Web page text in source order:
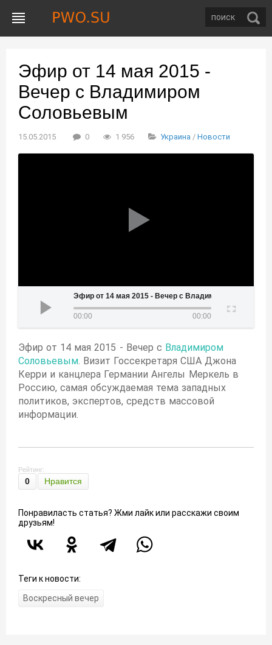
Эфир от 14 мая 2015 -
Вечер с Владимиром
Соловьевым
15.05.2015 0 1 956 Украина / Новости
Эфир от 14 мая 2015 - Вечер с Владимиром Соловьевым
00:00 00:00
Эфир от 14 мая 2015 - Вечер с Владимиром
Соловьевым. Визит Госсекретаря США Джона
Керри и канцлера Германии Ангелы Меркель в
Россию, самая обсуждаемая тема западных
политиков, экспертов, средств массовой
информации.
Рейтинг:
0 Нравится
Понравиласть статья? Жми лайк или расскажи своим
друзьям!
Теги к новости:
Воскресный вечер